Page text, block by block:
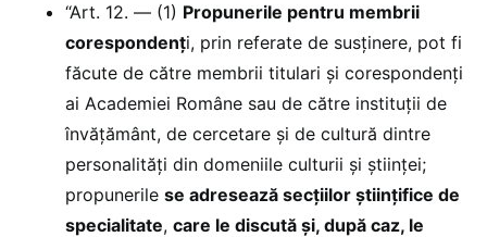
“Art. 12. — (1) Propunerile pentru membrii
corespondenți, prin referate de susținere, pot fi
făcute de către membrii titulari și corespondenți
ai Academiei Române sau de către instituții de
învățământ, de cercetare și de cultură dintre
personalități din domeniile culturii și științei;
propunerile se adresează secțiilor științifice de
specialitate, care le discută și, după caz, le